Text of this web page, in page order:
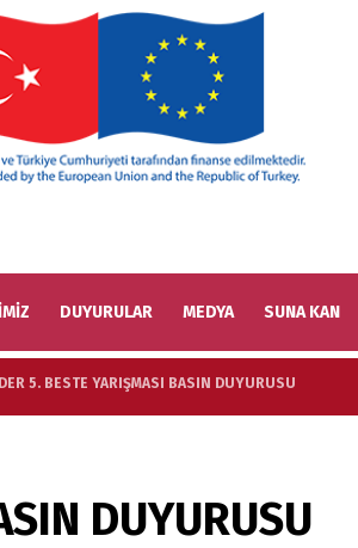
DUYURULAR MEDYA SUNA KAN
5. BESTE YARIŞMASI BASIN DUYURUSU
DUYURUSU